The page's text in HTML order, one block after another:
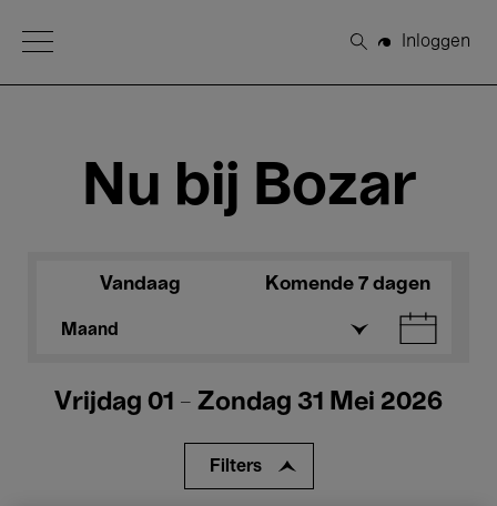
Open Menu
Zoeken
Inloggen
Nu bij Bozar
Vandaag Komende 7 dagen
Maand
Vrijdag 01 - Zondag 31 Mei 2026
Filters